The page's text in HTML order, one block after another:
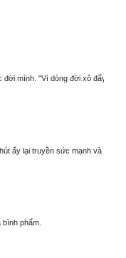
mình. "Vì dòng đời xô đẩy
ấy lại truyền sức mạnh và
phẩm.